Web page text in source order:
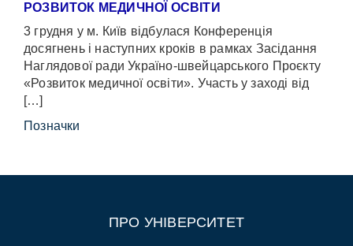
РОЗВИТОК МЕДИЧНОЇ ОСВІТИ
3 грудня у м. Київ відбулася Конференція
досягнень і наступних кроків в рамках Засідання
Наглядової ради Україно-швейцарського Проєкту
«Розвиток медичної освіти». Участь у заході від
[…]
Позначки
ПРО УНІВЕРСИТЕТ